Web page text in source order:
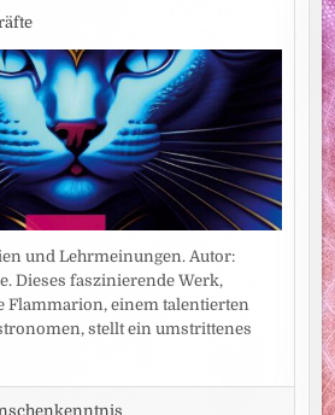
und Lehrmeinungen. Autor:
Dieses faszinierende Werk,
Flammarion, einem talentierten
stellt ein umstrittenes